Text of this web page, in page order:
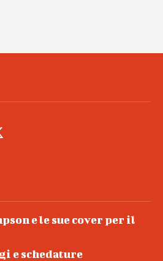
e le sue cover per il
e schedature